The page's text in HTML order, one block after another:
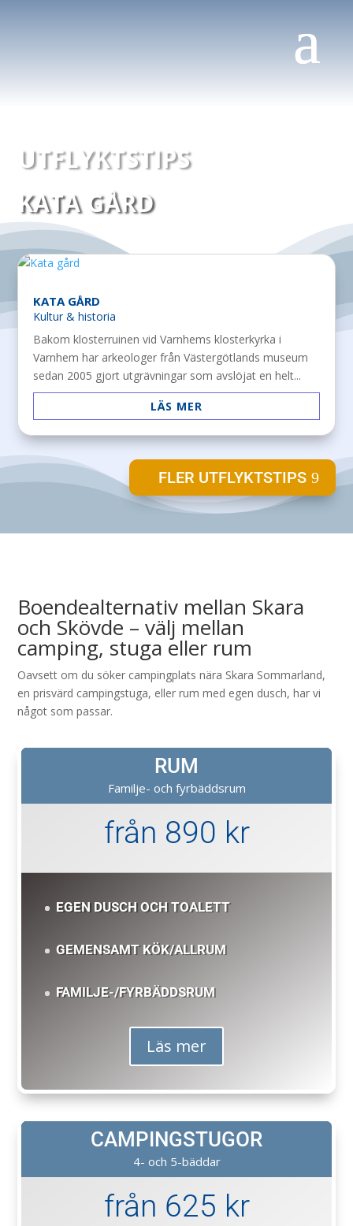
UTFLYKTSTIPS
KATA GÅRD
KATA GÅRD
Kultur & historia
Bakom klosterruinen vid Varnhems klosterkyrka i
Varnhem har arkeologer från Västergötlands museum
sedan 2005 gjort utgrävningar som avslöjat en helt...
LÄS MER
FLER UTFLYKTSTIPS
Boendealternativ mellan Skara
och Skövde – välj mellan
camping, stuga eller rum
Oavsett om du söker campingplats nära Skara Sommarland,
en prisvärd campingstuga, eller rum med egen dusch, har vi
något som passar.
RUM
Familje- och fyrbäddsrum
från 890 kr
EGEN DUSCH OCH TOALETT
GEMENSAMT KÖK/ALLRUM
FAMILJE-/FYRBÄDDSRUM
Läs mer
CAMPINGSTUGOR
4- och 5-bäddar
från 625 kr